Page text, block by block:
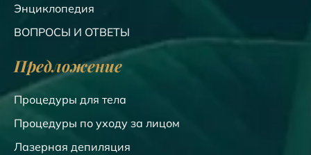
Энциклопедия
ВОПРОСЫ И ОТВЕТЫ
Предложение
Процедуры для тела
Процедуры по уходу за лицом
Лазерная депиляция